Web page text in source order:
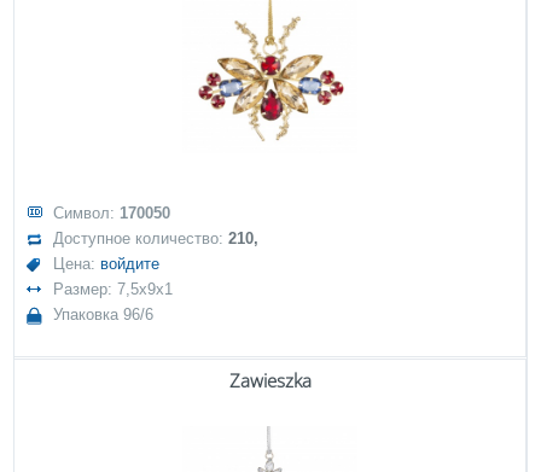
Символ: 170050
Доступное количество:210,
Цена: войдите
Размер: 7,5x9x1
Упаковка 96/6
Zawieszka